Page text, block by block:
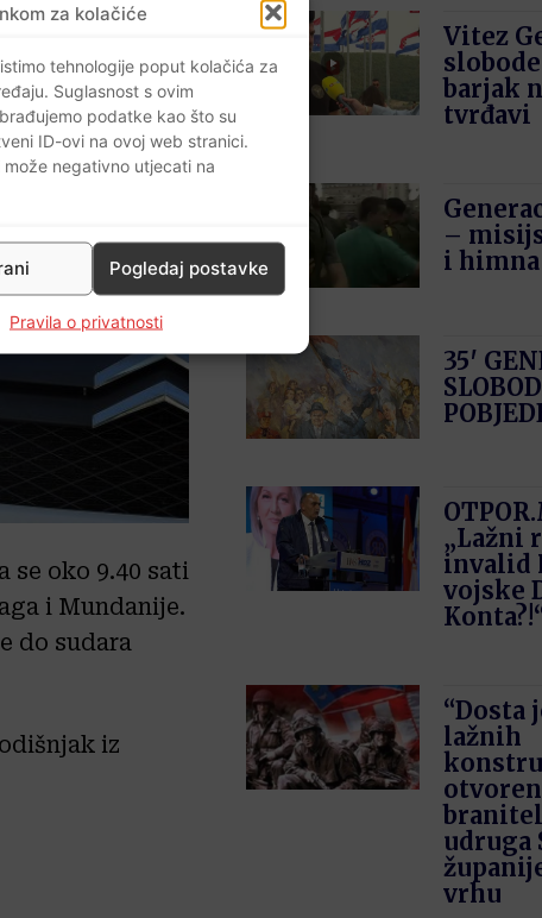
za kolačiće
tehnologije poput kolačića za
Suglasnost s ovim
podatke kao što su
ID-ovi na ovoj web stranici.
negativno utjecati na
Pogledaj postavke
Pravila o privatnosti
se oko 9.40 sati
i Mundanije.
do sudara
iz
Vitez
barjak
tvrđavi
–
i
35′
„Lažni
invalid
vojske
“Dosta
lažnih
udruga
vrhu